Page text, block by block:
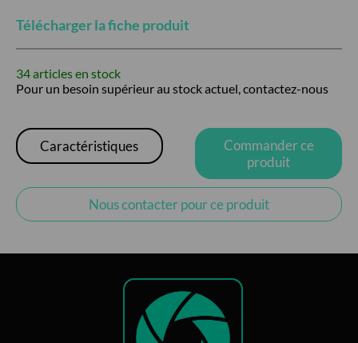
Télécharger la fiche produit
34 articles en stock
Pour un besoin supérieur au stock actuel, contactez-nous
Caractéristiques
Commander ce
produit
Nous contacter pour ce produit